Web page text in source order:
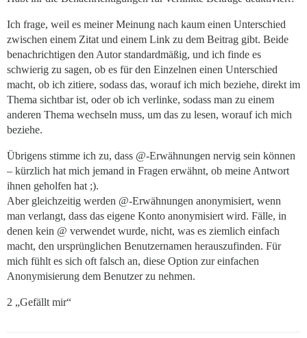
Ich frage, weil es meiner Meinung nach kaum einen Unterschied
zwischen einem Zitat und einem Link zu dem Beitrag gibt. Beide
benachrichtigen den Autor standardmäßig, und ich finde es
schwierig zu sagen, ob es für den Einzelnen einen Unterschied
macht, ob ich zitiere, sodass das, worauf ich mich beziehe, direkt im
Thema sichtbar ist, oder ob ich verlinke, sodass man zu einem
anderen Thema wechseln muss, um das zu lesen, worauf ich mich
beziehe.
Übrigens stimme ich zu, dass @-Erwähnungen nervig sein können
– kürzlich hat mich jemand in Fragen erwähnt, ob meine Antwort
ihnen geholfen hat ;).
Aber gleichzeitig werden @-Erwähnungen anonymisiert, wenn
man verlangt, dass das eigene Konto anonymisiert wird. Fälle, in
denen kein @ verwendet wurde, nicht, was es ziemlich einfach
macht, den ursprünglichen Benutzernamen herauszufinden. Für
mich fühlt es sich oft falsch an, diese Option zur einfachen
Anonymisierung dem Benutzer zu nehmen.
2 „Gefällt mir“